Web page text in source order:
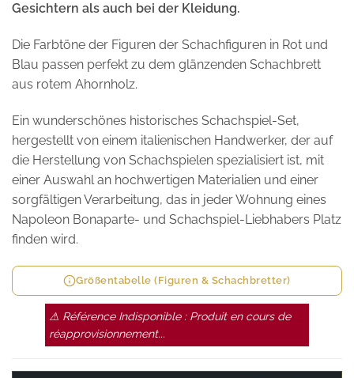
Gesichtern als auch bei der Kleidung.
Die Farbtöne der Figuren der Schachfiguren in Rot und
Blau passen perfekt zu dem glänzenden Schachbrett
aus rotem Ahornholz.
Ein wunderschönes historisches Schachspiel-Set,
hergestellt von einem italienischen Handwerker, der auf
die Herstellung von Schachspielen spezialisiert ist, mit
einer Auswahl an hochwertigen Materialien und einer
sorgfältigen Verarbeitung, das in jeder Wohnung eines
Napoleon Bonaparte- und Schachspiel-Liebhabers Platz
finden wird.
Größentabelle (Figuren & Schachbretter)
⚠ Référence Indisponible : Produit en cours de
réapprovisionnement...